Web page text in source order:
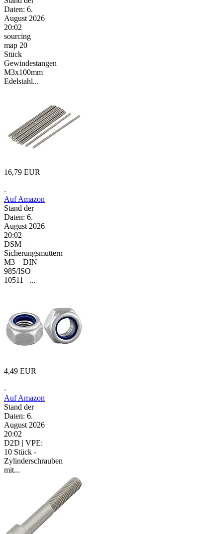
Daten: 6.
August 2026
20:02
sourcing
map 20
Stück
Gewindestangen
M3x100mm
Edelstahl...
16,79 EUR
-
Auf Amazon
Stand der
Daten: 6.
August 2026
20:02
DSM –
Sicherungsmuttern
M3 – DIN
985/ISO
10511 –...
4,49 EUR
-
Auf Amazon
Stand der
Daten: 6.
August 2026
20:02
D2D | VPE:
10 Stück -
Zylinderschrauben
mit...